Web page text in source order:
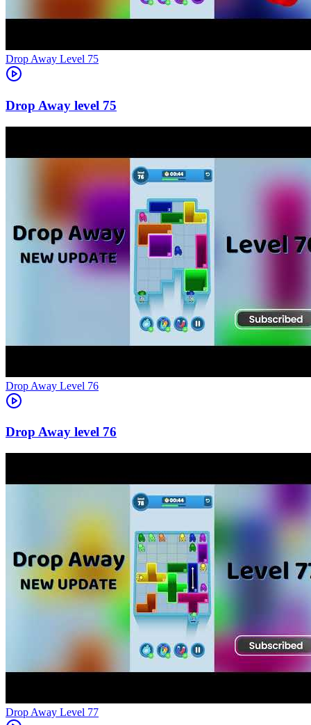
Level 75
75
Level 76
76
Level 77